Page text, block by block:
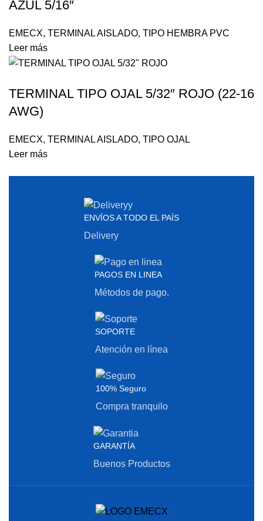
AZUL 5/16″
EMECX, TERMINAL AISLADO, TIPO HEMBRA PVC
Leer más
TERMINAL TIPO OJAL 5/32″ ROJO (22-16
AWG)
EMECX, TERMINAL AISLADO, TIPO OJAL
Leer más
ENVÍOS A TODO EL PAÍS
Delivery
PAGOS EN LINEA
Métodos de pago.
SOPORTE
Atención en línea
100% Seguro
Compra tranquilo
GARANTÍA
Buenos Productos